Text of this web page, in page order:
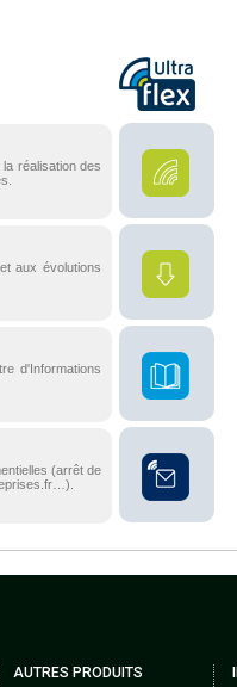
réalisation des
aux évolutions
d'Informations
(arrêt de
AUTRES PRODUITS